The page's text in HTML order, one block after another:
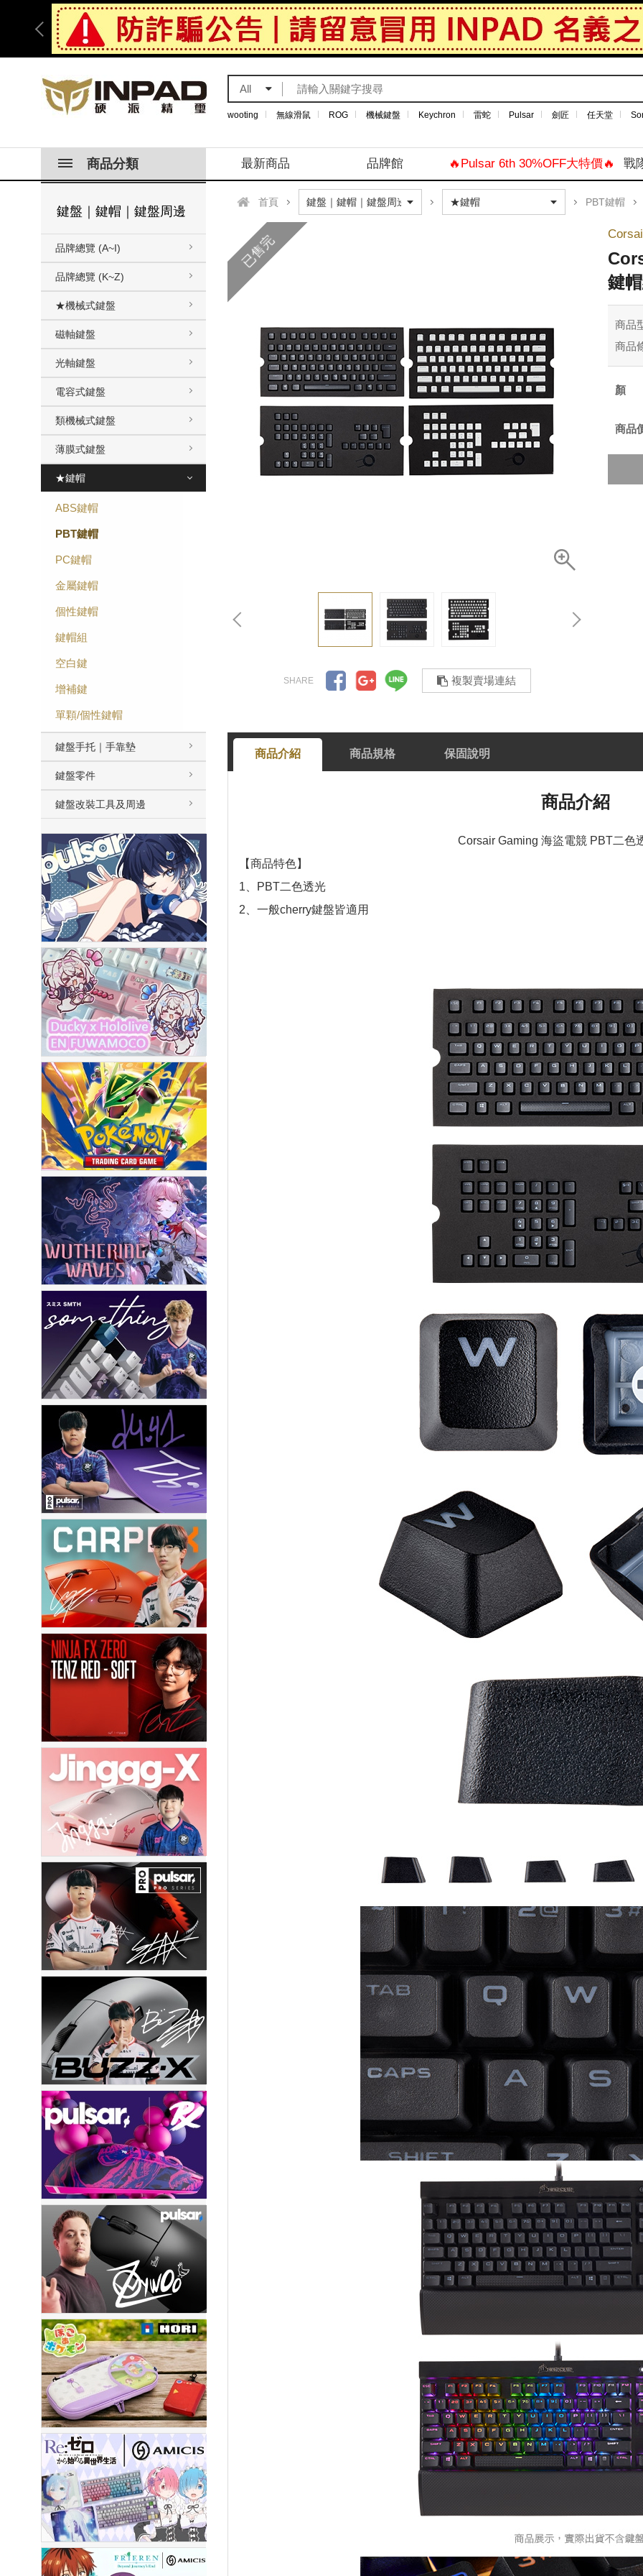
All
wooting 無線滑鼠 ROG 機械鍵盤 Keychron 雷蛇 Pulsar 劍匠 任天堂
商品分類 最新商品 品牌館 🔥Pulsar 6th 30%OFF大特價🔥 戰
鍵盤｜鍵帽｜鍵盤周邊
品牌總覽 (A~I)
品牌總覽 (K~Z)
★機械式鍵盤
磁軸鍵盤
光軸鍵盤
電容式鍵盤
類機械式鍵盤
薄膜式鍵盤
★鍵帽
ABS鍵帽
PBT鍵帽
PC鍵帽
金屬鍵帽
個性鍵帽
鍵帽組
空白鍵
增補鍵
單顆/個性鍵帽
鍵盤手托｜手靠墊
鍵盤零件
鍵盤改裝工具及周邊
首頁 PBT鍵帽
已售完
複製賣場連結
鍵
商品
商品
商品
商品介紹 商品規格 保固說明
商品介紹
Corsair Gaming 海盜電競 PBT二色
【商品特色】
1、PBT二色透光
2、一般cherry鍵盤皆適用